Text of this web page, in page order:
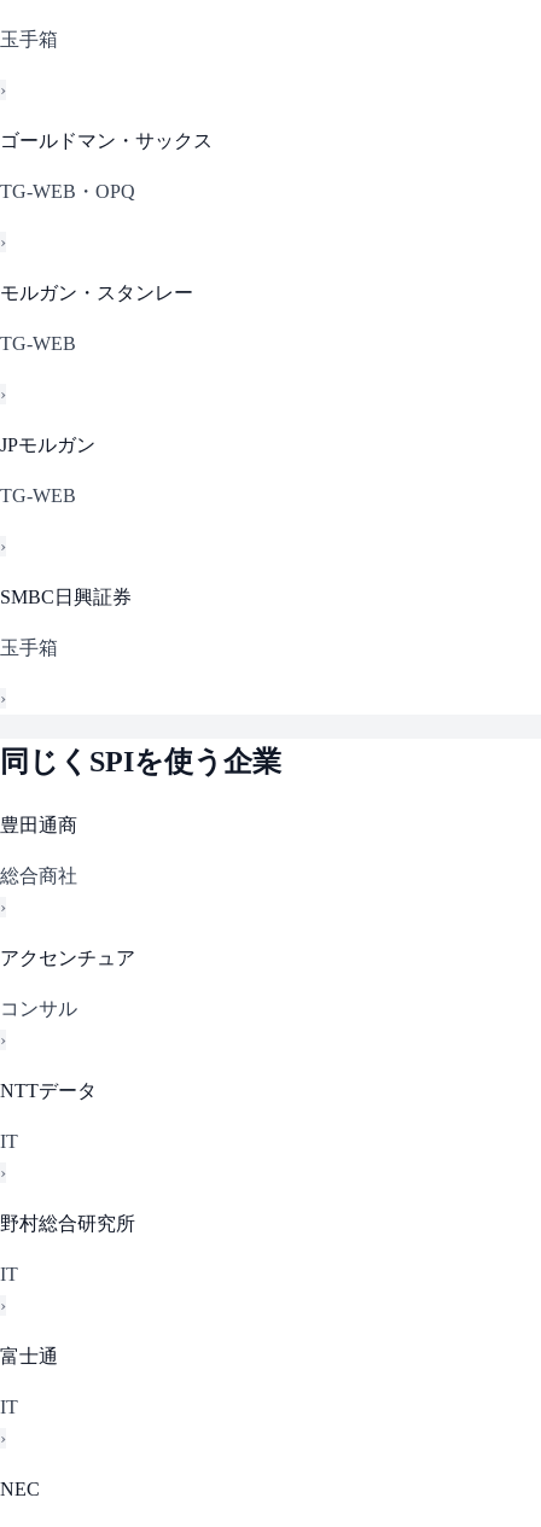
玉手箱
›
ゴールドマン・サックス
TG-WEB・OPQ
›
モルガン・スタンレー
TG-WEB
›
JPモルガン
TG-WEB
›
SMBC日興証券
玉手箱
›
同じく SPIを使う企業
豊田通商
総合商社
›
アクセンチュア
コンサル
›
NTTデータ
IT
›
野村総合研究所
IT
›
富士通
IT
›
NEC